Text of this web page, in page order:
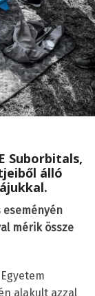
Suborbitals,
álló
mérik össze
alakult azzal